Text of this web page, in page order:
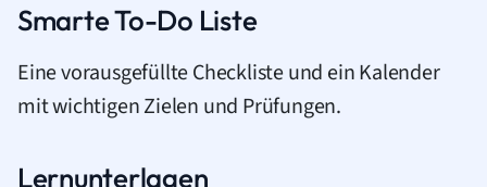
Smarte To-Do Liste
Eine vorausgefüllte Checkliste und ein Kalender
mit wichtigen Zielen und Prüfungen.
Lernunterlagen